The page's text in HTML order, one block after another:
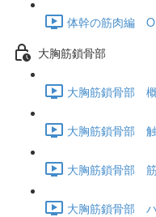
体幹の筋肉編
大胸筋鎖骨部
大胸筋鎖骨部
大胸筋鎖骨部
大胸筋鎖骨部
大胸筋鎖骨部